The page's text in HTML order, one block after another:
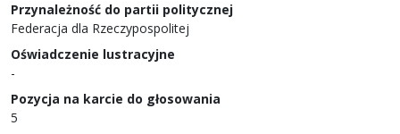
Przynależność do partii politycznej
Federacja dla Rzeczypospolitej
Oświadczenie lustracyjne
-
Pozycja na karcie do głosowania
5